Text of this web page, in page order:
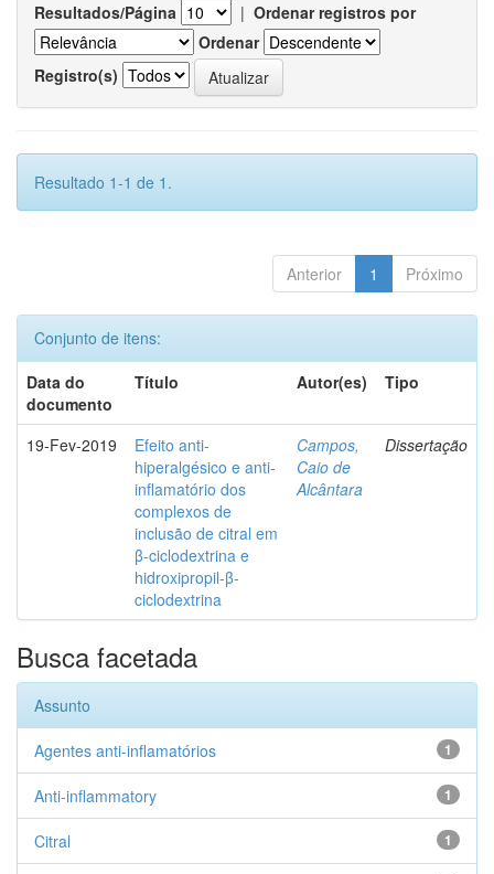
Resultados/Página | Ordenar registros por
Ordenar
Registro(s)
Resultado 1-1 de 1.
Anterior 1 Próximo
Conjunto de itens:
Data do
documento
Título Autor(es) Tipo
19-Fev-2019
Efeito anti-
hiperalgésico e anti-
inflamatório dos
complexos de
inclusão de citral em
β-ciclodextrina e
hidroxipropil-β-
ciclodextrina
Campos,
Caio de
Alcântara
Dissertação
Busca facetada
Assunto
1
Agentes anti-inflamatórios
1
Anti-inflammatory
1
Citral